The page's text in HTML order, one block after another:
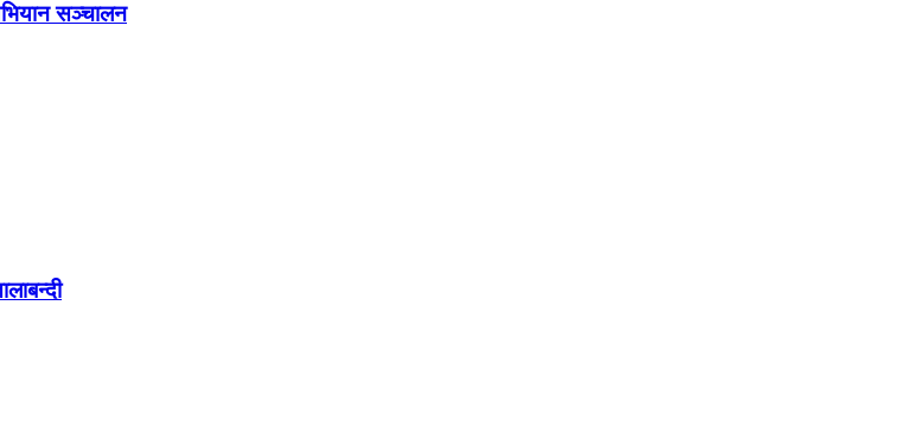
सञ्चालन